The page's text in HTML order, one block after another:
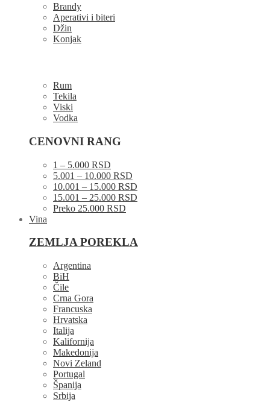
Brandy
Aperativi i biteri
Džin
Konjak
Rum
Tekila
Viski
Vodka
CENOVNI RANG
1 – 5.000 RSD
5.001 – 10.000 RSD
10.001 – 15.000 RSD
15.001 – 25.000 RSD
Preko 25.000 RSD
Vina
ZEMLJA POREKLA
Argentina
BiH
Čile
Crna Gora
Francuska
Hrvatska
Italija
Kalifornija
Makedonija
Novi Zeland
Portugal
Španija
Srbija